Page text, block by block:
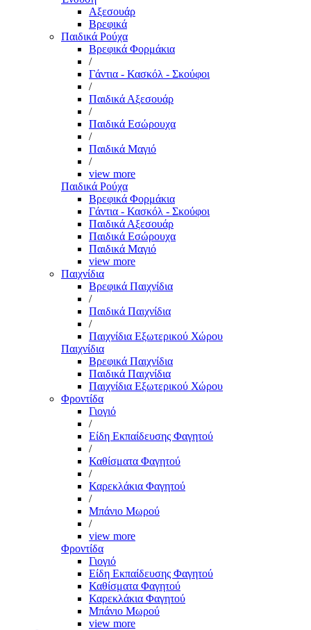
Αξεσουάρ
Βρεφικά
Παιδικά Ρούχα
Βρεφικά Φορμάκια
/
Γάντια - Κασκόλ - Σκούφοι
/
Παιδικά Αξεσουάρ
/
Παιδικά Εσώρουχα
/
Παιδικά Μαγιό
/
view more
Παιδικά Ρούχα
Βρεφικά Φορμάκια
Γάντια - Κασκόλ - Σκούφοι
Παιδικά Αξεσουάρ
Παιδικά Εσώρουχα
Παιδικά Μαγιό
view more
Παιχνίδια
Βρεφικά Παιχνίδια
/
Παιδικά Παιχνίδια
/
Παιχνίδια Εξωτερικού Χώρου
Παιχνίδια
Βρεφικά Παιχνίδια
Παιδικά Παιχνίδια
Παιχνίδια Εξωτερικού Χώρου
Φροντίδα
Γιογιό
/
Είδη Εκπαίδευσης Φαγητού
/
Καθίσματα Φαγητού
/
Καρεκλάκια Φαγητού
/
Μπάνιο Μωρού
/
view more
Φροντίδα
Γιογιό
Είδη Εκπαίδευσης Φαγητού
Καθίσματα Φαγητού
Καρεκλάκια Φαγητού
Μπάνιο Μωρού
view more